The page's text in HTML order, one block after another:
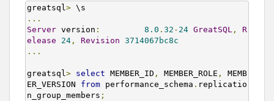
greatsql>
...
Server version : 8.0 . 32 - 24 GreatSQL ,
R
elease
24 , Revision 3714067bc8c
...
greatsql> select MEMBER_ID , MEMBER_ROLE ,
MEMB
ER_VERSION from performance_schema . replicatio
n_group_members ;